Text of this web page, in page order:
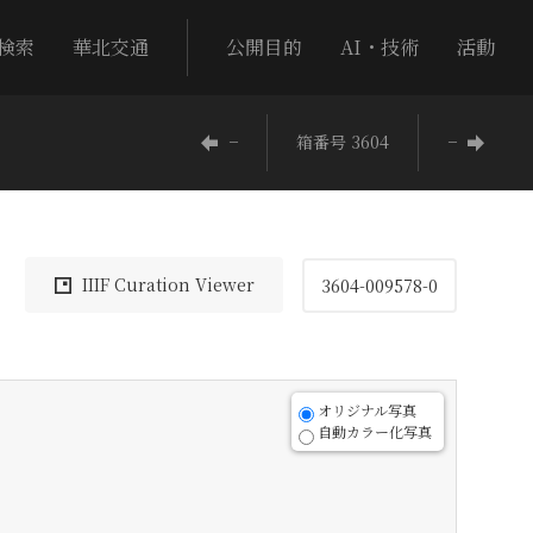
索 華北交通 公開目的 AI・技術 活動
− 箱番号 3604 −
IIIF Curation Viewer 3604-009578-0
オリジナル写真
自動カラー化写真